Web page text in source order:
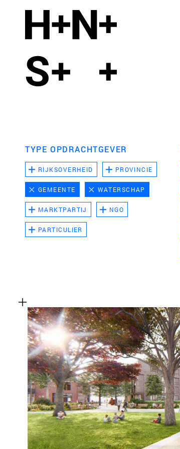
TYPE OPDRACHTGEVER
RIJKSOVERHEID PROVINCIE
GEMEENTE WATERSCHAP
MARKTPARTIJ NGO
PARTICULIER